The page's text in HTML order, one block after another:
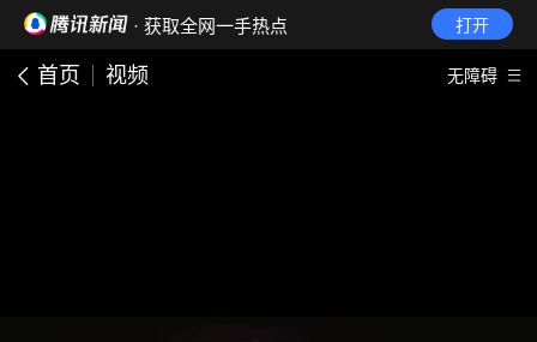
· 获取全网一手热点 打开
首页 视频 无障碍